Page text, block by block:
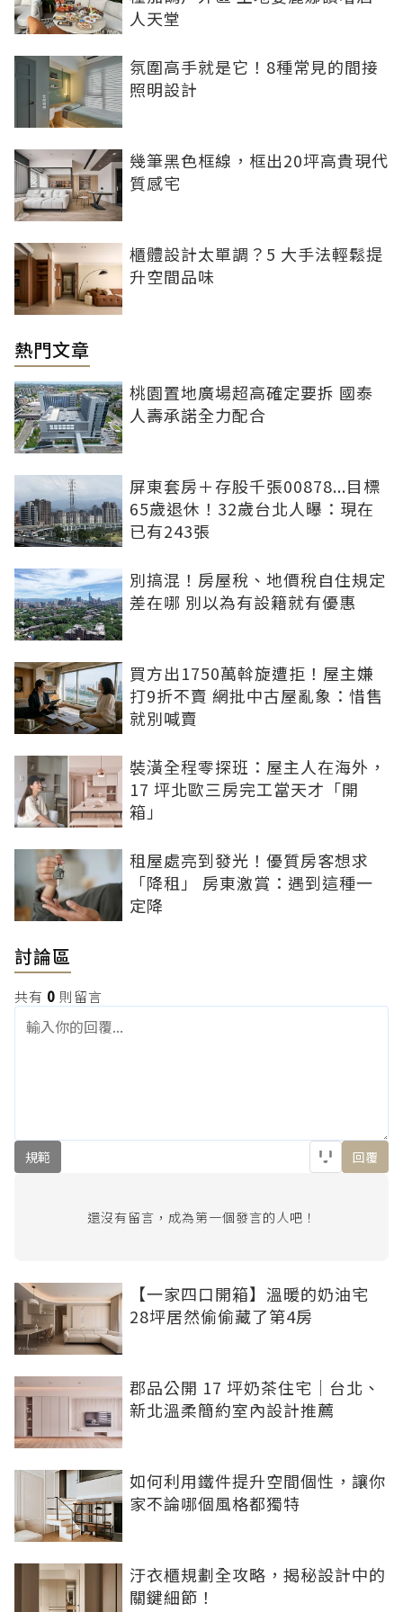
人天堂
氛圍高手就是它！8種常見的間接
照明設計
幾筆黑色框線，框出20坪高貴現代
質感宅
櫃體設計太單調？5 大手法輕鬆提
升空間品味
熱門文章
桃園置地廣場超高確定要拆 國泰
人壽承諾全力配合
屏東套房＋存股千張00878...目標
65歲退休！32歲台北人曝：現在
已有243張
別搞混！房屋稅、地價稅自住規定
差在哪 別以為有設籍就有優惠
買方出1750萬斡旋遭拒！屋主嫌
打9折不賣 網批中古屋亂象：惜售
就別喊賣
裝潢全程零探班：屋主人在海外，
17 坪北歐三房完工當天才「開
箱」
租屋處亮到發光！優質房客想求
「降租」 房東激賞：遇到這種一
定降
討論區
共有 0 則留言
規範 回覆
還沒有留言，成為第一個發言的人吧！
【一家四口開箱】溫暖的奶油宅
28坪居然偷偷藏了第4房
郡品公開 17 坪奶茶住宅｜台北、
新北溫柔簡約室內設計推薦
如何利用鐵件提升空間個性，讓你
家不論哪個風格都獨特
汙衣櫃規劃全攻略，揭秘設計中的
關鍵細節！